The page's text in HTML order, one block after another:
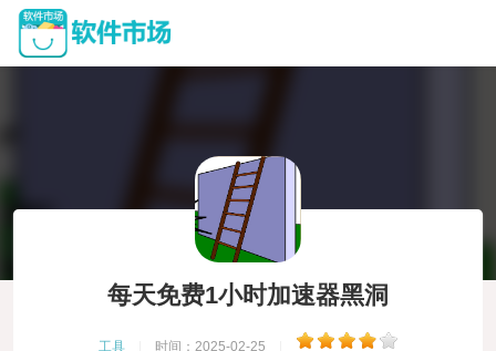
每天免费1小时加速器黑洞
工具 时间：2025-02-25